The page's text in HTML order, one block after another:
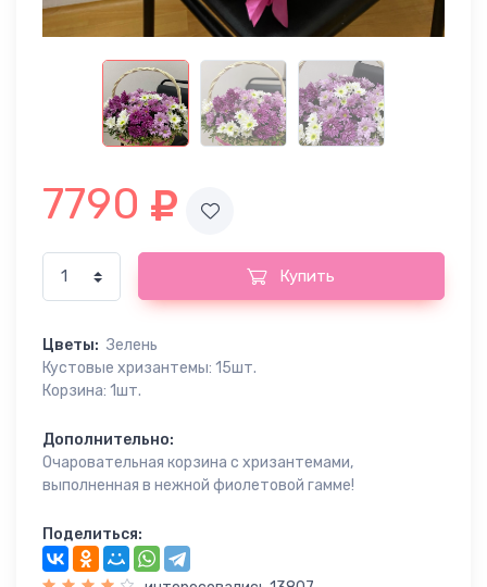
7790
Купить
Цветы: Зелень
Кустовые хризантемы: 15шт.
Корзина: 1шт.
Дополнительно:
Очаровательная корзина с хризантемами,
выполненная в нежной фиолетовой гамме!
Поделиться: